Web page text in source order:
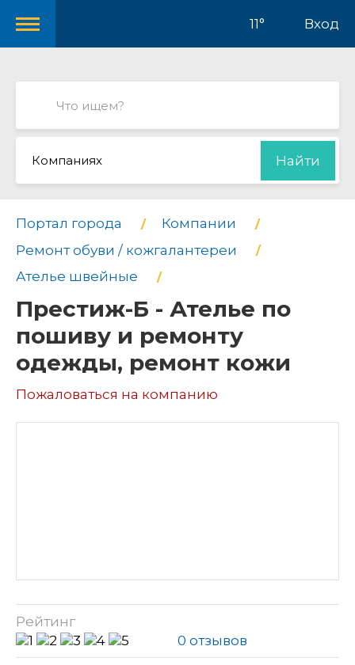
11° Вход
Компаниях Найти
Портал города
Компании
Ремонт обуви / кожгалантереи
Ателье швейные
Престиж-Б - Ателье по
пошиву и ремонту
одежды, ремонт кожи
Пожаловаться на компанию
Рейтинг
0 отзывов